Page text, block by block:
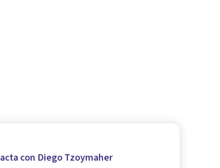
con Diego Tzoymaher